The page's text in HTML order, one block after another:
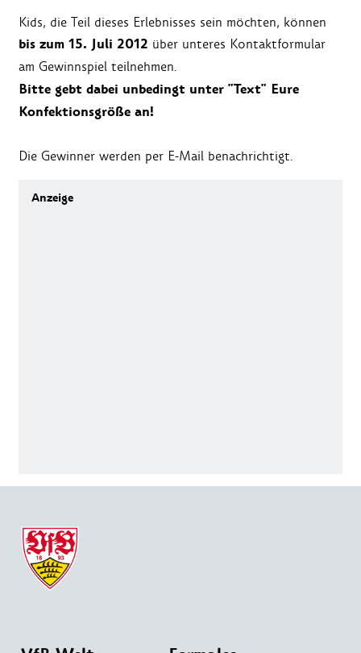
Kids, die Teil dieses Erlebnisses sein möchten, können
bis zum 15. Juli 2012 über unteres Kontaktformular
am Gewinnspiel teilnehmen.
Bitte gebt dabei unbedingt unter "Text" Eure
Konfektionsgröße an!
Die Gewinner werden per E-Mail benachrichtigt.